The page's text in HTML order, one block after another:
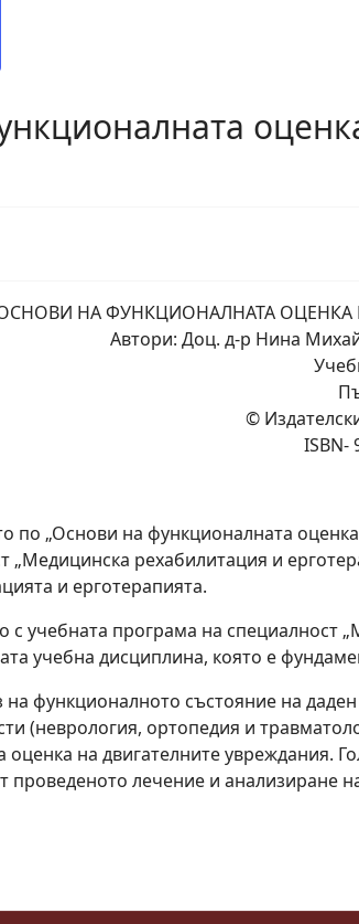
НА ФУНКЦИОНАЛНАТА ОЦЕНКА
Автори: Доц. д-р Нина
©
ISBN-
по „Основи на функционалната
„Медицинска рехабилитация и
и ерготерапията.
с учебната програма на специалност
учебна дисциплина, която е
на функционалното състояние на
(неврология, ортопедия и
на двигателните увреждания.
проведеното лечение и анализиране